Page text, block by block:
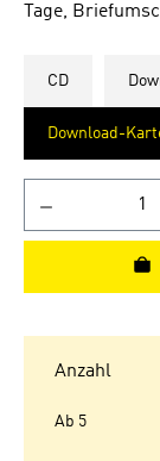
Tage,
CD
Download-
Anzahl
Ab 5